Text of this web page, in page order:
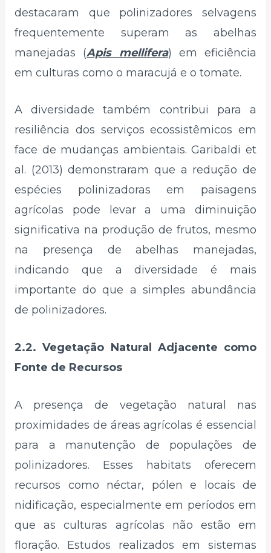
destacaram que polinizadores selvagens
frequentemente superam as abelhas
manejadas (Apis mellifera) em eficiência
em culturas como o maracujá e o tomate.
A diversidade também contribui para a
resiliência dos serviços ecossistêmicos em
face de mudanças ambientais. Garibaldi et
al. (2013) demonstraram que a redução de
espécies polinizadoras em paisagens
agrícolas pode levar a uma diminuição
significativa na produção de frutos, mesmo
na presença de abelhas manejadas,
indicando que a diversidade é mais
importante do que a simples abundância
de polinizadores.
2.2. Vegetação Natural Adjacente como
Fonte de Recursos
A presença de vegetação natural nas
proximidades de áreas agrícolas é essencial
para a manutenção de populações de
polinizadores. Esses habitats oferecem
recursos como néctar, pólen e locais de
nidificação, especialmente em períodos em
que as culturas agrícolas não estão em
floração. Estudos realizados em sistemas